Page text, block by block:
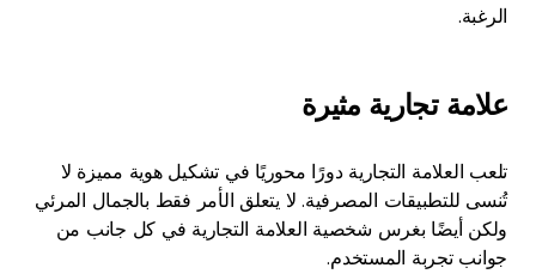
الرغبة.
علامة تجارية مثيرة
تلعب العلامة التجارية دورًا محوريًا في تشكيل هوية مميزة لا
تُنسى للتطبيقات المصرفية. لا يتعلق الأمر فقط بالجمال المرئي
ولكن أيضًا بغرس شخصية العلامة التجارية في كل جانب من
جوانب تجربة المستخدم.